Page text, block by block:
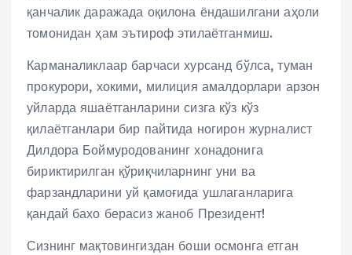
қанчалик даражада оқилона ёндашилгани аҳоли
томонидан ҳам эътироф этилаётганмиш.
Карманаликлаар барчаси хурсанд бўлса, туман
прокурори, хокими, милиция амалдорлари арзон
уйларда яшаётганларини сизга кўз кўз
қилаётганлари бир пайтида ногирон журналист
Дилдора Боймуродованинг хонадонига
бириктирилган қўриқчиларнинг уни ва
фарзандларини уй қамоғида ушлаганларига
қандай бахо берасиз жаноб Президент!
Сизнинг мақтовингиздан боши осмонга етган